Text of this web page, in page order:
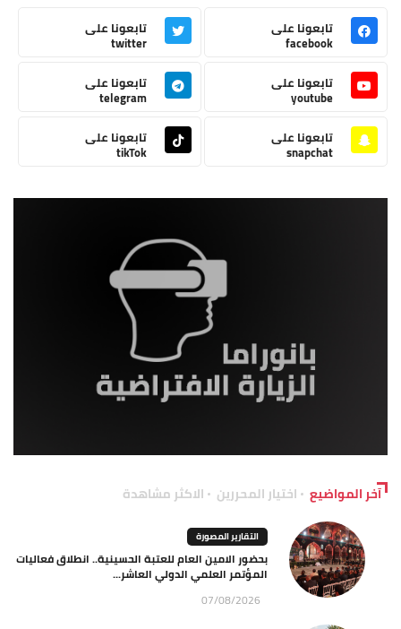
تابعونا على
facebook
تابعونا على
twitter
تابعونا على
youtube
تابعونا على
telegram
تابعونا على
snapchat
تابعونا على
tikTok
آخر المواضيع اختيار المحررين الاكثر مشاهدة
التقارير المصورة
بحضور الامين العام للعتبة الحسينية.. انطلاق فعاليات
المؤتمر العلمي الدولي العاشر...
07/08/2026